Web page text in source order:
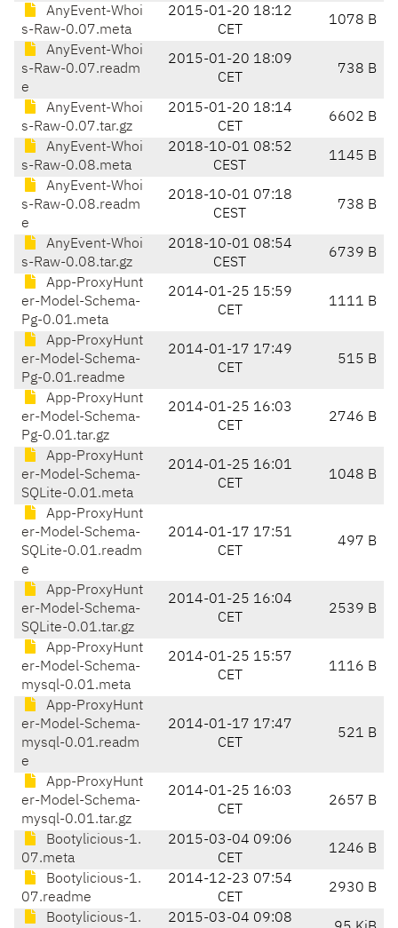
AnyEvent-Whoi
s-Raw-0.07.meta
2015-01-20 18:12
CET
1078 B
AnyEvent-Whoi
s-Raw-0.07.readm
e
2015-01-20 18:09
CET
738 B
AnyEvent-Whoi
s-Raw-0.07.tar.gz
2015-01-20 18:14
CET
6602 B
AnyEvent-Whoi
s-Raw-0.08.meta
2018-10-01 08:52
CEST
1145 B
AnyEvent-Whoi
s-Raw-0.08.readm
e
2018-10-01 07:18
CEST
738 B
AnyEvent-Whoi
s-Raw-0.08.tar.gz
2018-10-01 08:54
CEST
6739 B
App-ProxyHunt
er-Model-Schema-
Pg-0.01.meta
2014-01-25 15:59
CET
1111 B
App-ProxyHunt
er-Model-Schema-
Pg-0.01.readme
2014-01-17 17:49
CET
515 B
App-ProxyHunt
er-Model-Schema-
Pg-0.01.tar.gz
2014-01-25 16:03
CET
2746 B
App-ProxyHunt
er-Model-Schema-
SQLite-0.01.meta
2014-01-25 16:01
CET
1048 B
App-ProxyHunt
er-Model-Schema-
SQLite-0.01.readm
e
2014-01-17 17:51
CET
497 B
App-ProxyHunt
er-Model-Schema-
SQLite-0.01.tar.gz
2014-01-25 16:04
CET
2539 B
App-ProxyHunt
er-Model-Schema-
mysql-0.01.meta
2014-01-25 15:57
CET
1116 B
App-ProxyHunt
er-Model-Schema-
mysql-0.01.readm
e
2014-01-17 17:47
CET
521 B
App-ProxyHunt
er-Model-Schema-
mysql-0.01.tar.gz
2014-01-25 16:03
CET
2657 B
Bootylicious-1.
07.meta
2015-03-04 09:06
CET
1246 B
Bootylicious-1.
07.readme
2014-12-23 07:54
CET
2930 B
Bootylicious-1. 2015-03-04 09:08